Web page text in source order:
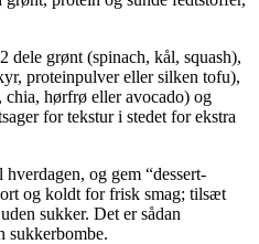
dele grønt (spinach, kål, squash),
proteinpulver eller silken tofu),
chia, hørfrø eller avocado) og
for tekstur i stedet for ekstra
og gem “dessert-
og koldt for frisk smag; tilsæt
sukker. Det er sådan
sukkerbombe.